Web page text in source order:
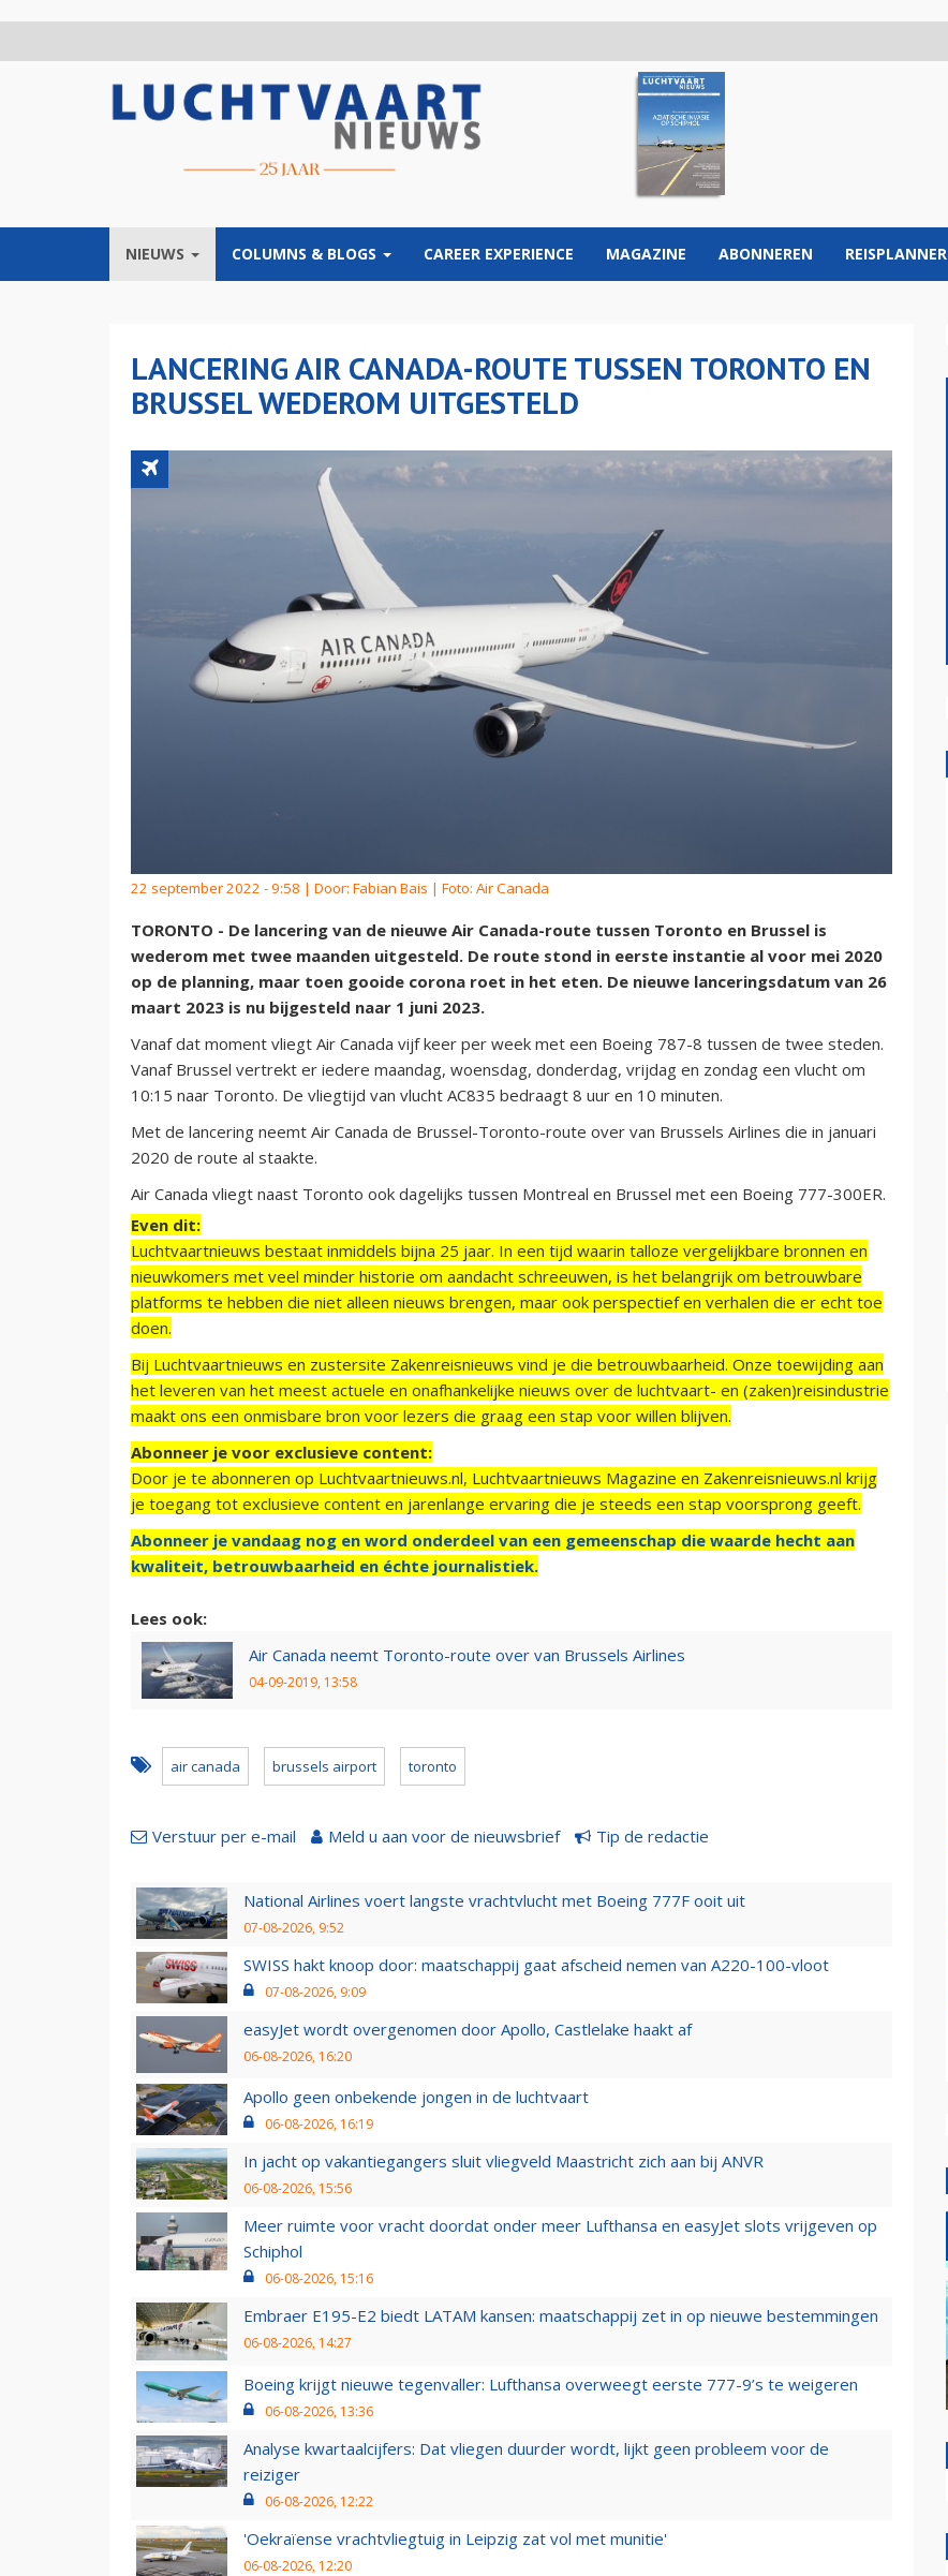
NIEUWS COLUMNS & BLOGS CAREER EXPERIENCE MAGAZINE ABONNEREN REISPLANNER
LANCERING AIR CANADA-ROUTE TUSSEN TORONTO EN
BRUSSEL WEDEROM UITGESTELD
22 september 2022 - 9:58 | Door: Fabian Bais | Foto: Air Canada
TORONTO - De lancering van de nieuwe Air Canada-route tussen Toronto en Brussel is
wederom met twee maanden uitgesteld. De route stond in eerste instantie al voor mei 2020
op de planning, maar toen gooide corona roet in het eten. De nieuwe lanceringsdatum van 26
maart 2023 is nu bijgesteld naar 1 juni 2023.
Vanaf dat moment vliegt Air Canada vijf keer per week met een Boeing 787-8 tussen de twee steden.
Vanaf Brussel vertrekt er iedere maandag, woensdag, donderdag, vrijdag en zondag een vlucht om
10:15 naar Toronto. De vliegtijd van vlucht AC835 bedraagt 8 uur en 10 minuten.
Met de lancering neemt Air Canada de Brussel-Toronto-route over van Brussels Airlines die in januari
2020 de route al staakte.
Air Canada vliegt naast Toronto ook dagelijks tussen Montreal en Brussel met een Boeing 777-300ER.
Even dit:
Luchtvaartnieuws bestaat inmiddels bijna 25 jaar. In een tijd waarin talloze vergelijkbare bronnen en
nieuwkomers met veel minder historie om aandacht schreeuwen, is het belangrijk om betrouwbare
platforms te hebben die niet alleen nieuws brengen, maar ook perspectief en verhalen die er echt toe
doen.
Bij Luchtvaartnieuws en zustersite Zakenreisnieuws vind je die betrouwbaarheid. Onze toewijding aan
het leveren van het meest actuele en onafhankelijke nieuws over de luchtvaart- en (zaken)reisindustrie
maakt ons een onmisbare bron voor lezers die graag een stap voor willen blijven.
Abonneer je voor exclusieve content:
Door je te abonneren op Luchtvaartnieuws.nl, Luchtvaartnieuws Magazine en Zakenreisnieuws.nl krijg
je toegang tot exclusieve content en jarenlange ervaring die je steeds een stap voorsprong geeft.
Abonneer je vandaag nog en word onderdeel van een gemeenschap die waarde hecht aan
kwaliteit, betrouwbaarheid en échte journalistiek.
Lees ook:
Air Canada neemt Toronto-route over van Brussels Airlines
04-09-2019, 13:58
air canada brussels airport toronto
Verstuur per e-mail Meld u aan voor de nieuwsbrief Tip de redactie
National Airlines voert langste vrachtvlucht met Boeing 777F ooit uit
07-08-2026, 9:52
SWISS hakt knoop door: maatschappij gaat afscheid nemen van A220-100-vloot
07-08-2026, 9:09
easyJet wordt overgenomen door Apollo, Castlelake haakt af
06-08-2026, 16:20
Apollo geen onbekende jongen in de luchtvaart
06-08-2026, 16:19
In jacht op vakantiegangers sluit vliegveld Maastricht zich aan bij ANVR
06-08-2026, 15:56
Meer ruimte voor vracht doordat onder meer Lufthansa en easyJet slots vrijgeven op
Schiphol
06-08-2026, 15:16
Embraer E195-E2 biedt LATAM kansen: maatschappij zet in op nieuwe bestemmingen
06-08-2026, 14:27
Boeing krijgt nieuwe tegenvaller: Lufthansa overweegt eerste 777-9’s te weigeren
06-08-2026, 13:36
Analyse kwartaalcijfers: Dat vliegen duurder wordt, lijkt geen probleem voor de
reiziger
06-08-2026, 12:22
'Oekraïense vrachtvliegtuig in Leipzig zat vol met munitie'
06-08-2026, 12:20